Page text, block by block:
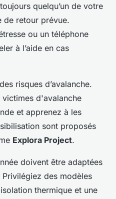
quelqu’un de votre
de retour prévue.
ou un téléphone
à l’aide en cas
risques d’avalanche.
d'avalanche
et apprenez à les
sont proposés
Explora Project.
doivent être adaptées
des modèles
thermique et une